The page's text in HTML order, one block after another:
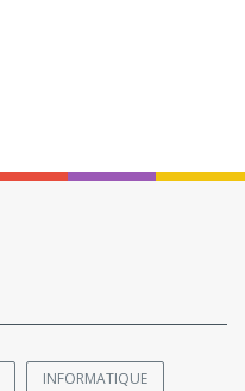
INFORMATIQUE